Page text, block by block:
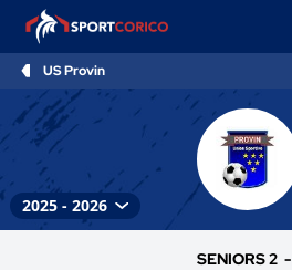
US Provin
SENIORS 2 -